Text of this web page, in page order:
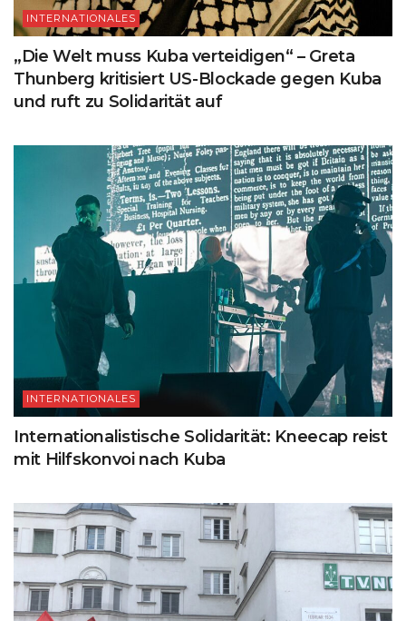
INTERNATIONALES
„Die Welt muss Kuba verteidigen“ – Greta
Thunberg kritisiert US-Blockade gegen Kuba
und ruft zu Solidarität auf
INTERNATIONALES
Internationalistische Solidarität: Kneecap reist
mit Hilfskonvoi nach Kuba